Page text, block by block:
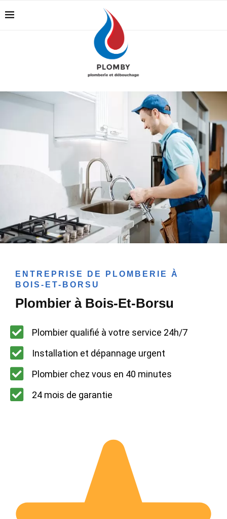
ENTREPRISE DE PLOMBERIE À
BOIS-ET-BORSU
Plombier à Bois-Et-Borsu
Plombier qualifié à votre service 24h/7
Installation et dépannage urgent
Plombier chez vous en 40 minutes
24 mois de garantie